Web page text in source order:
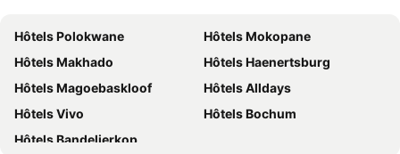
Hôtels Polokwane
Hôtels Mokopane
Hôtels Makhado
Hôtels Haenertsburg
Hôtels Magoebaskloof
Hôtels Alldays
Hôtels Vivo
Hôtels Bochum
Hôtels Bandelierkop